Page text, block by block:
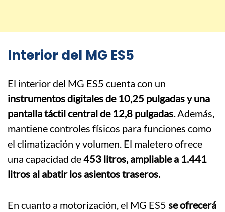
Interior del MG ES5​
El interior del MG ES5 cuenta con un
instrumentos digitales de 10,25 pulgadas y una
pantalla táctil central de 12,8 pulgadas.Además,
mantiene controles físicos para funciones como
el climatización y volumen. El maletero ofrece
una capacidad de453 litros, ampliable a 1.441
litros al abatir los asientos traseros.
En cuanto a motorización, el MG ES5 se ofrecerá